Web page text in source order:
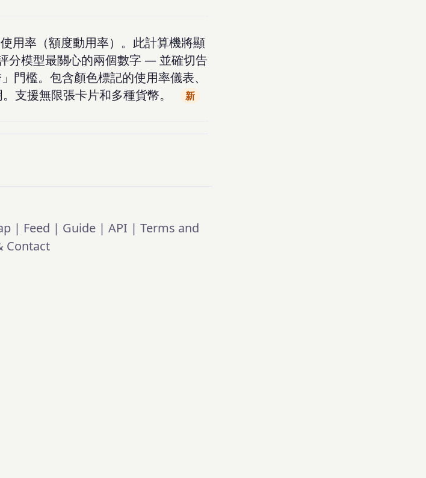
用率（額度動用率）。此計算機將顯
分模型最關心的兩個數字 — 並確切告
門檻。包含顏色標記的使用率儀表、
支援無限張卡片和多種貨幣。
新
| Feed | Guide| API | Terms and
Contact